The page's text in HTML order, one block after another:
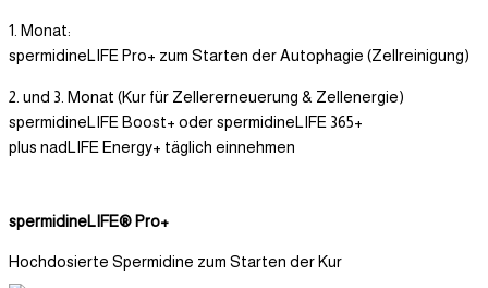
1. Monat:
spermidineLIFE Pro+ zum Starten der Autophagie (Zellreinigung)
2. und 3. Monat (Kur für Zellererneuerung & Zellenergie)
spermidineLIFE Boost+ oder spermidineLIFE 365+
plus nadLIFE Energy+ täglich einnehmen
spermidineLIFE® Pro+
Hochdosierte Spermidine zum Starten der Kur